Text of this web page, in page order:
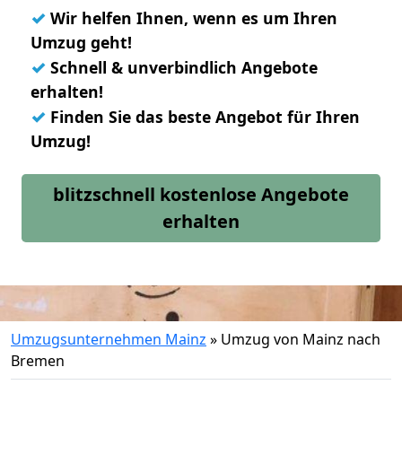
✓ Wir helfen Ihnen, wenn es um Ihren
Umzug geht!
✓ Schnell & unverbindlich Angebote
erhalten!
✓ Finden Sie das beste Angebot für Ihren
Umzug!
blitzschnell kostenlose Angebote
erhalten
Umzugsunternehmen Mainz » Umzug von Mainz nach
Bremen